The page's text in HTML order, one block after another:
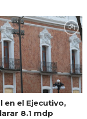
en el Ejecutivo,
8.1 mdp